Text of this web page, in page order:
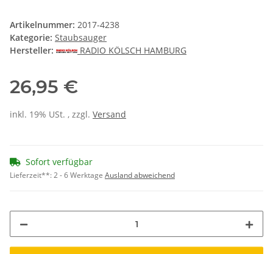
Artikelnummer: 2017-4238
Kategorie: Staubsauger
Hersteller:
RADIO KÖLSCH HAMBURG
26,95 €
inkl. 19% USt. , zzgl. Versand
Sofort verfügbar
Lieferzeit**:2 - 6 Werktage Ausland abweichend